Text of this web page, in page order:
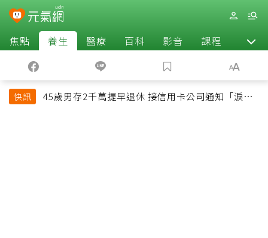
焦點 養生 醫療 百科 影音 課程 退休
快訊
45歲男存2千萬提早退休 接信用卡公司通知「淚回